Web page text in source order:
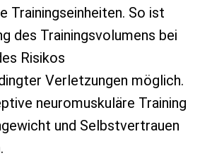
Trainingseinheiten. So ist
des Trainingsvolumens bei
Risikos
Verletzungen möglich.
neuromuskuläre Training
und Selbstvertrauen